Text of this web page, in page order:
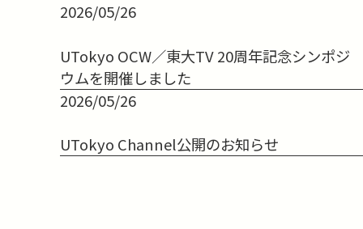
2026/05/26
UTokyo OCW／東大TV 20周年記念シンポジ
ウムを開催しました
2026/05/26
UTokyo Channel公開のお知らせ